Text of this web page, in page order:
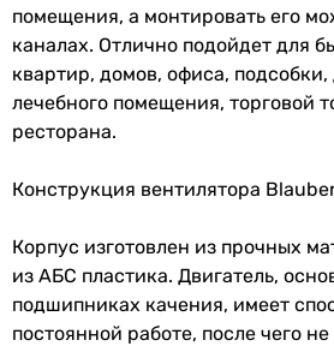
Гарантия
Гарантия 60 мес.
Увидели ошибку в описании или
Сообщить об ошибке
Характеристики, комплектация и
Plus 125 носят ознакомительный
изменяться производителем без
несет ответственности за
помещения, а монтировать его
каналах. Отлично подойдет для
квартир, домов, офиса, подсобки,
лечебного помещения, торговой
ресторана.
Конструкция вентилятора
Корпус изготовлен из прочных
из АБС пластика. Двигатель,
подшипниках качения, имеет
постоянной работе, после чего